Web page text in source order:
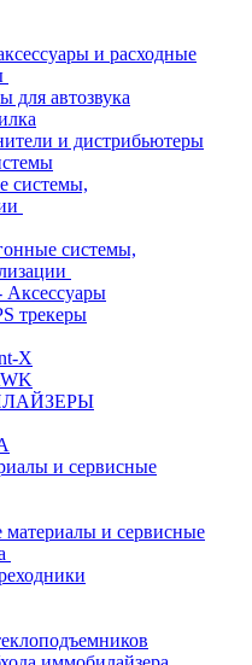
и расходные
для автозвука
и дистрибьютеры
системы,
системы,
Аксессуары
трекеры
X
и сервисные
материалы и сервисные